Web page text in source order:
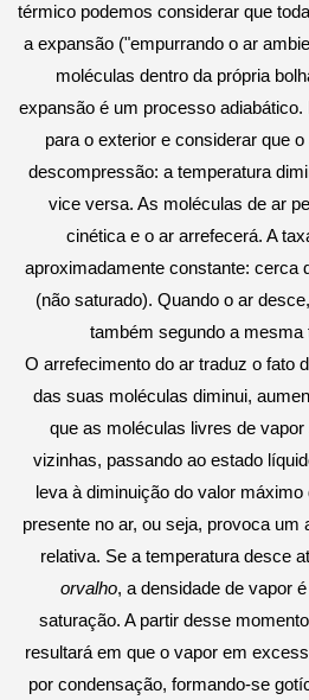
térmico podemos considerar que
a expansão ("empurrando o ar
moléculas dentro da própria
expansão é um processo adiabático.
para o exterior e considerar que
descompressão: a temperatura
vice versa. As moléculas de ar
cinética e o ar arrefecerá. A
aproximadamente constante: cerca
(não saturado). Quando o ar
também segundo a mesma
O arrefecimento do ar traduz o fato
das suas moléculas diminui,
que as moléculas livres de
vizinhas, passando ao estado
leva à diminuição do valor
presente no ar, ou seja, provoca um
relativa. Se a temperatura desce
orvalho, a densidade de vapor
saturação. A partir desse
resultará em que o vapor em
por condensação, formando-se